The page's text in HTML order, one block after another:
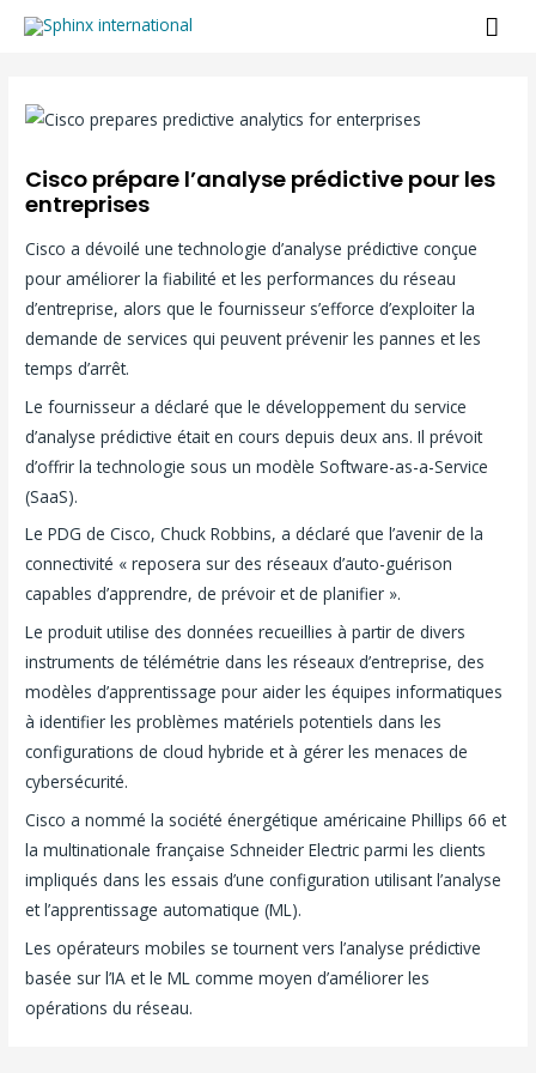
Aller
Cisco prépare l’analyse prédictive pour les
entreprises
Cisco a dévoilé une technologie d’analyse prédictive conçue
pour améliorer la fiabilité et les performances du réseau
d’entreprise, alors que le fournisseur s’efforce d’exploiter la
demande de services qui peuvent prévenir les pannes et les
temps d’arrêt.
Le fournisseur a déclaré que le développement du service
d’analyse prédictive était en cours depuis deux ans. Il prévoit
d’offrir la technologie sous un modèle Software-as-a-Service
(SaaS).
Le PDG de Cisco, Chuck Robbins, a déclaré que l’avenir de la
connectivité « reposera sur des réseaux d’auto-guérison
capables d’apprendre, de prévoir et de planifier ».
Le produit utilise des données recueillies à partir de divers
instruments de télémétrie dans les réseaux d’entreprise, des
modèles d’apprentissage pour aider les équipes informatiques
à identifier les problèmes matériels potentiels dans les
configurations de cloud hybride et à gérer les menaces de
cybersécurité.
Cisco a nommé la société énergétique américaine Phillips 66 et
la multinationale française Schneider Electric parmi les clients
impliqués dans les essais d’une configuration utilisant l’analyse
et l’apprentissage automatique (ML).
Les opérateurs mobiles se tournent vers l’analyse prédictive
basée sur l’IA et le ML comme moyen d’améliorer les
opérations du réseau.
articles